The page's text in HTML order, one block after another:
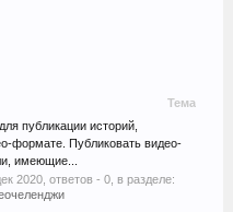
Тема
публикации историй,
формате. Публиковать видео-
имеющие...
2020, ответов - 0, в разделе: